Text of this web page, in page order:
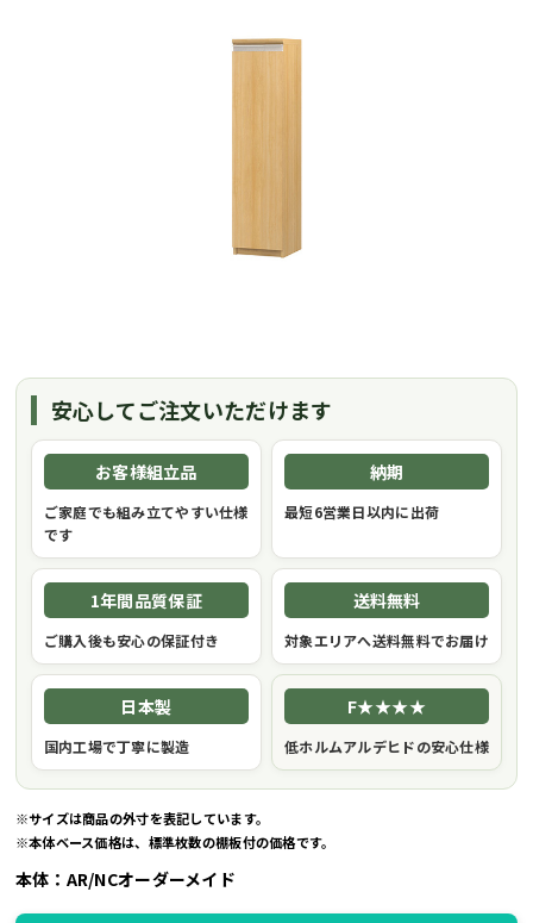
安心してご注文いただけます
お客様組立品
ご家庭でも組み立てやすい仕様
です
納期
最短6営業日以内に出荷
1年間品質保証
ご購入後も安心の保証付き
送料無料
対象エリアへ送料無料でお届け
日本製
国内工場で丁寧に製造
F★★★★
低ホルムアルデヒドの安心仕様
※サイズは商品の外寸を表記しています。
※本体ベース価格は、標準枚数の棚板付の価格です。
本体：AR/NCオーダーメイド